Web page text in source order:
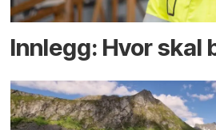
Innlegg: Hvor skal